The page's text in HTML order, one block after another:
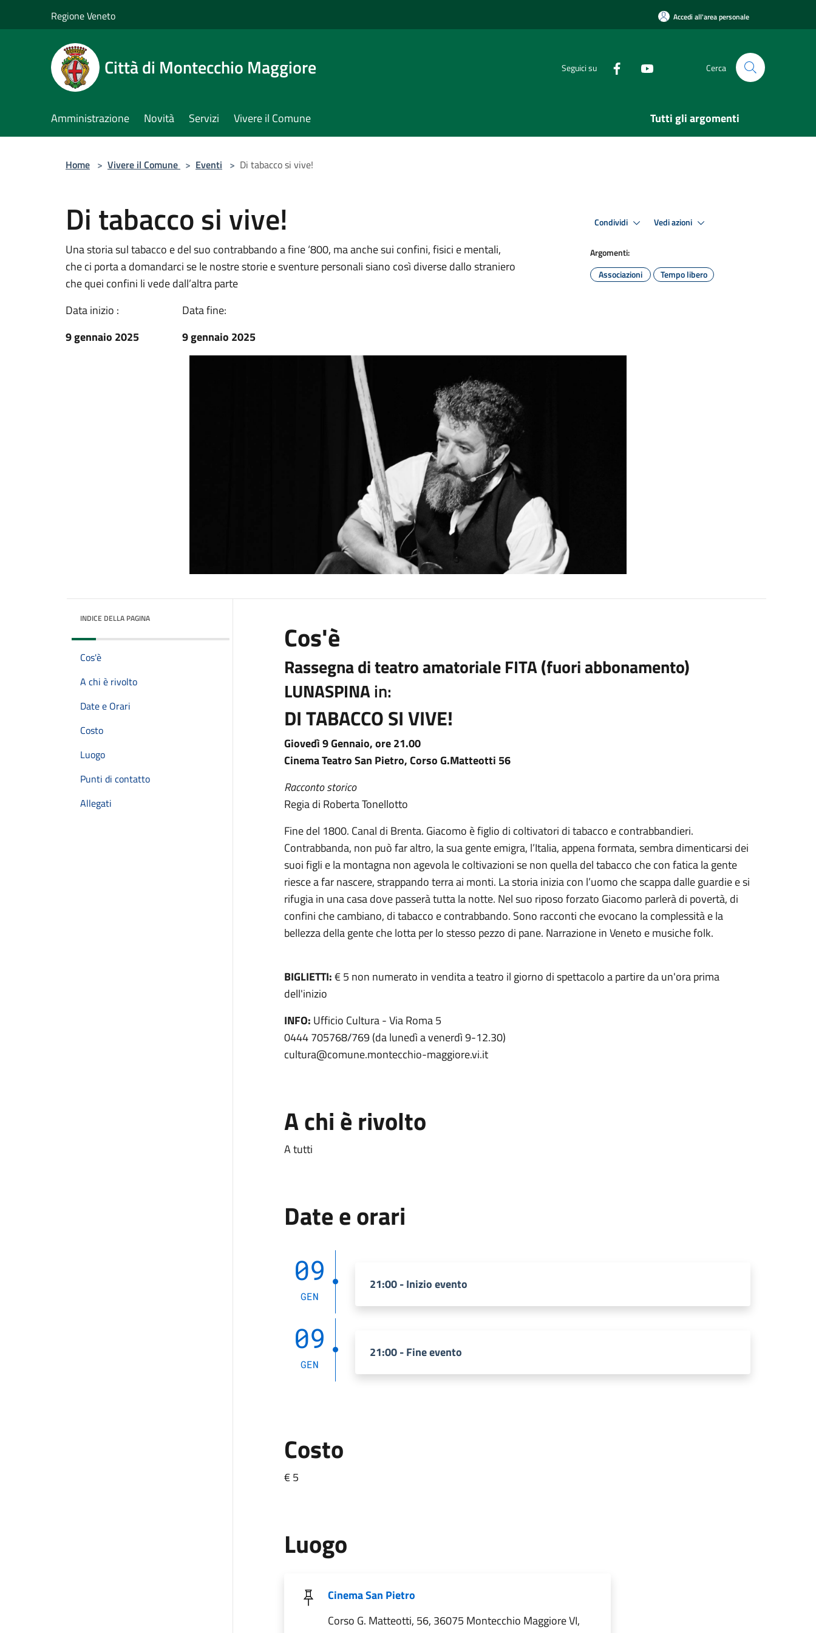
Regione Veneto Accedi all'area personale
Città di Montecchio Maggiore Seguici su Cerca
Amministrazione Novità Servizi Vivere il Comune Tutti gli argomenti
Home > Vivere il Comune > Eventi > Di tabacco si vive!
Di tabacco si vive!
Una storia sul tabacco e del suo contrabbando a fine ‘800, ma anche sui confini, fisici e mentali,
che ci porta a domandarci se le nostre storie e sventure personali siano così diverse dallo straniero
che quei confini li vede dall’altra parte
Data inizio :
9 gennaio 2025
Data fine:
9 gennaio 2025
Condividi Vedi azioni
Argomenti:
Associazioni
Tempo libero
INDICE DELLA PAGINA
Cos'è
A chi è rivolto
Date e Orari
Costo
Luogo
Punti di contatto
Allegati
Cos'è
Rassegna di teatro amatoriale FITA (fuori abbonamento)
LUNASPINAin:
DI TABACCO SI VIVE!
Giovedì 9 Gennaio, ore 21.00
Cinema Teatro San Pietro, Corso G.Matteotti 56
Racconto storico
Regia di Roberta Tonellotto
Fine del 1800. Canal di Brenta. Giacomo è figlio di coltivatori di tabacco e contrabbandieri.
Contrabbanda, non può far altro, la sua gente emigra, l’Italia, appena formata, sembra dimenticarsi dei
suoi figli e la montagna non agevola le coltivazioni se non quella del tabacco che con fatica la gente
riesce a far nascere, strappando terra ai monti. La storia inizia con l’uomo che scappa dalle guardie e si
rifugia in una casa dove passerà tutta la notte. Nel suo riposo forzato Giacomo parlerà di povertà, di
confini che cambiano, di tabacco e contrabbando. Sono racconti che evocano la complessità e la
bellezza della gente che lotta per lo stesso pezzo di pane. Narrazione in Veneto e musiche folk.
BIGLIETTI:€ 5 non numerato in vendita a teatro il giorno di spettacolo a partire da un'ora prima
dell'inizio
INFO: Ufficio Cultura - Via Roma 5
0444 705768/769 (da lunedì a venerdì 9-12.30)
cultura@comune.montecchio-maggiore.vi.it
A chi è rivolto
A tutti
Date e orari
09
GEN
21:00 - Inizio evento
09
GEN
21:00 - Fine evento
Costo
€ 5
Luogo
Cinema San Pietro
Corso G. Matteotti, 56, 36075 Montecchio Maggiore VI,